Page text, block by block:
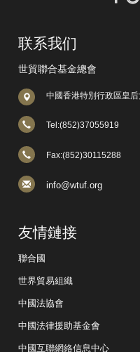
江門、東莞、中山、惠
揮了改革開放以來“試驗
同，珠三角同屬一省管
上毗鄰港澳，“泛珠三角
珠三角9個僅占全國面積
9.33%的GDP。
2、京津冀城市群和成
在長三角、珠三角、長
联系我们
世貿聯合基金總會
中國香港特別行政區皇
Tel:(852)37055919
Fax:(852)30115288
info@wtuf.org
友情鏈接
聯合國
世界貿易組織
中國法協會
中國法律援助基金會
中國互聯網絡信息中心